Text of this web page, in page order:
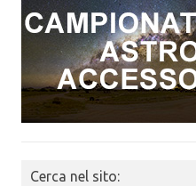
Cerca nel sito: